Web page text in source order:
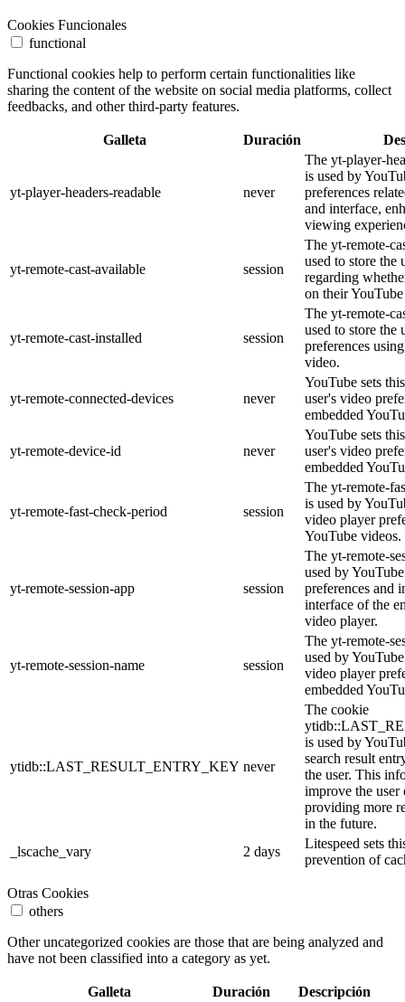
Cookies Funcionales
functional
Functional cookies help to perform certain functionalities like
sharing the content of the website on social media platforms, collect
feedbacks, and other third-party features.
Galleta Duración
yt-player-headers-readable never
The yt-player-
is used by
preferences
and interface,
viewing
yt-remote-cast-available session
The yt-remote-
used to store the
regarding
on their
yt-remote-cast-installed session
The yt-remote-
used to store the
preferences
video.
yt-remote-connected-devices never
YouTube sets
user's video
embedded
yt-remote-device-id never
YouTube sets
user's video
embedded
yt-remote-fast-check-period session
The yt-remote-
is used by
video player
YouTube videos.
yt-remote-session-app session
The yt-remote-
used by
preferences and
interface of the
video player.
yt-remote-session-name session
The yt-remote-
used by
video player
embedded
ytidb::LAST_RESULT_ENTRY_KEY never
The cookie
is used by
search result
the user. This
improve the user
providing more
in the future.
_lscache_vary
2 days
Litespeed sets
prevention of
Otras Cookies
others
Other uncategorized cookies are those that are being analyzed and
have not been classified into a category as yet.
Galleta Duración
Descripción